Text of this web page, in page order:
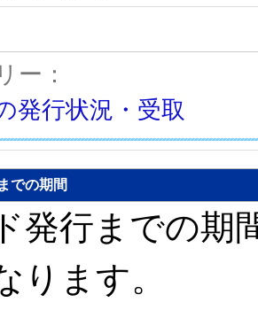
ー：
発行状況・受取
での期間
発行までの期
ります。